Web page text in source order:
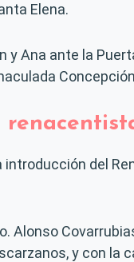
Elena.
y Ana ante la
del
Alonso
y con la